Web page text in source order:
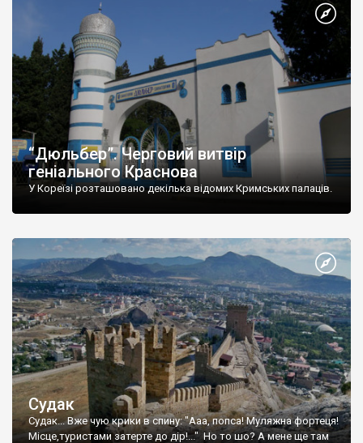
“Дюльбер”. Черговий витвір
геніального Краснова
У Кореїзі розташовано декілька відомих Кримських палаців.
Судак
Судак... Вже чую крики в спину: "Ааа, попса! Муляжна фортеця!
Місце,туристами затерте до дір!..." Но то шо? А мене ще там